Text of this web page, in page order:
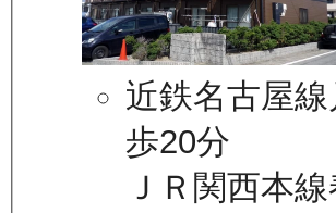
近鉄名古屋
歩20分
ＪＲ関西本